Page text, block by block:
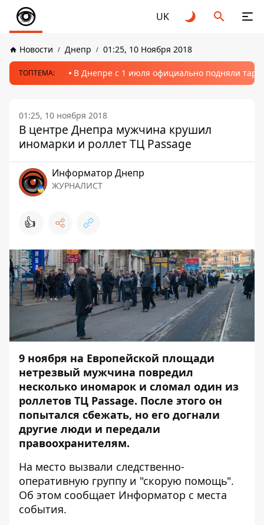
UK
Новости Днепр 01:25, 10 Ноября 2018
ТОПТЕМА: В Днепре с 1 июля официально подняли
01:25, 10 ноября 2018
В центре Днепра мужчина крушил
иномарки и роллет ТЦ Passage
Информатор Днепр
ЖУРНАЛИСТ
👍
9 ноября на Европейской площади
нетрезвый мужчина повредил
несколько иномарок и сломал один из
роллетов ТЦ Passage. После этого он
попытался сбежать, но его догнали
другие люди и передали
правоохранителям.
На место вызвали следственно-
оперативную группу и "скорую помощь".
Об этом сообщает Информатор с места
события.